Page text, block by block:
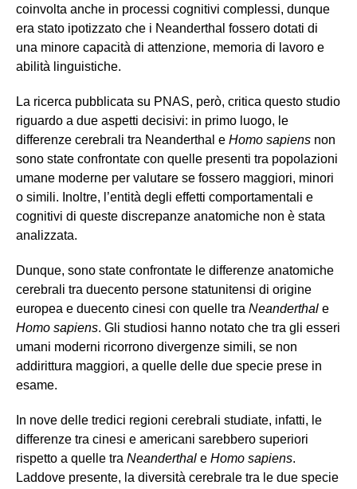
coinvolta anche in processi cognitivi complessi, dunque
era stato ipotizzato che i Neanderthal fossero dotati di
una minore capacità di attenzione, memoria di lavoro e
abilità linguistiche.
La ricerca pubblicata su PNAS, però, critica questo studio
riguardo a due aspetti decisivi: in primo luogo, le
differenze cerebrali tra Neanderthal e Homo sapiens non
sono state confrontate con quelle presenti tra popolazioni
umane moderne per valutare se fossero maggiori, minori
o simili. Inoltre, l’entità degli effetti comportamentali e
cognitivi di queste discrepanze anatomiche non è stata
analizzata.
Dunque, sono state confrontate le differenze anatomiche
cerebrali tra duecento persone statunitensi di origine
europea e duecento cinesi con quelle tra Neanderthal e
Homo sapiens. Gli studiosi hanno notato che tra gli esseri
umani moderni ricorrono divergenze simili, se non
addirittura maggiori, a quelle delle due specie prese in
esame.
In nove delle tredici regioni cerebrali studiate, infatti, le
differenze tra cinesi e americani sarebbero superiori
rispetto a quelle tra Neanderthal e Homo sapiens.
Laddove presente, la diversità cerebrale tra le due specie